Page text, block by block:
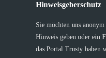
Hinweisgeberschutz
Sie möchten uns
Hinweis geben oder ein
das Portal Trusty haben